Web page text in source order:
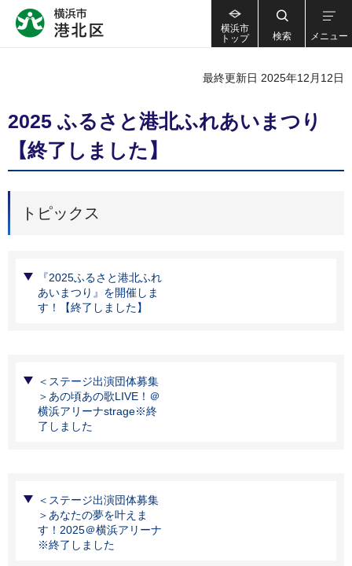
横浜市
トップ
検索 メニュー
最終更新日 2025年12月12日
2025 ふるさと港北ふれあいまつり
【終了しました】
トピックス
『2025ふるさと港北ふれ
あいまつり』を開催しま
す！【終了しました】
＜ステージ出演団体募集
＞あの頃あの歌LIVE！＠
横浜アリーナstrage※終
了しました
＜ステージ出演団体募集
＞あなたの夢を叶えま
す！2025＠横浜アリーナ
※終了しました